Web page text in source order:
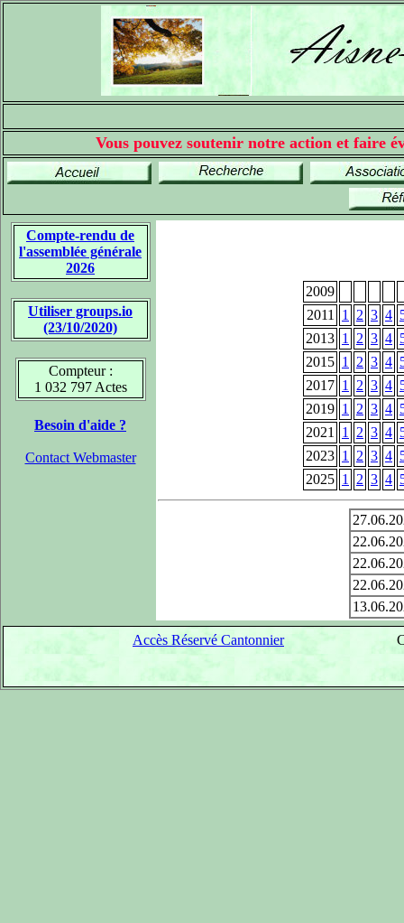
Vous pouvez soutenir notre action et faire
Compte-rendu de
l'assemblée générale
2026
Utiliser groups.io
(23/10/2020)
Compteur :
1 032 797 Actes
Besoin d'aide ?
Contact Webmaster
2009
2011
1 2 3 4
2013 1 2 3 4
2015 1 2 3 4
2017 1 2 3 4
2019 1 2 3 4
2021
1 2 3 4
2023 1 2 3 4
2025 1 2 3 4
Accès Réservé Cantonnier